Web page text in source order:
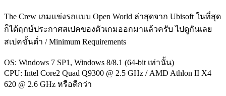
The Crew เกมแข่งรถแบบ Open World ล่าสุดจาก Ubisoft ในที่สุด
ก็ได้ฤกษ์ประกาศสเปคของตัวเกมออกมาแล้วครับ ไปดูกันเลย
สเปคขั้นต่ำ / Minimum Requirements
OS: Windows 7 SP1, Windows 8/8.1 (64-bit เท่านั้น)
CPU: Intel Core2 Quad Q9300 @ 2.5 GHz / AMD Athlon II X4
620 @ 2.6 GHz หรือดีกว่า